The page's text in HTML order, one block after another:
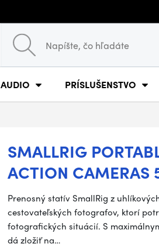
AUDIO PRÍSLUŠENSTVO
SMALLRIG
ACTION CAMERAS
Prenosný statív SmallRig z
cestovateľských fotografov, ktorí
fotografických situácií. S
dá zložiť na…